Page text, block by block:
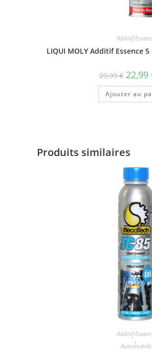
Additif
LIQUI MOLY Additif Essence
29,99€ 22,99
Ajouter au
Produits similaires
Additif
,
Automobile